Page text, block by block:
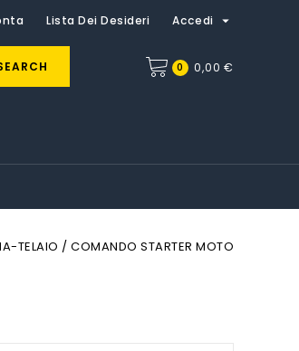
Accedi 
Lista Dei Desideri
0 0,00 €
TELAIO COMANDO STARTER MOTO